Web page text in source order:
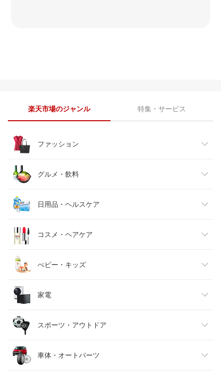
楽天市場のジャンル 特集・サービス
ファッション
レディースファッション
メンズファッション
キッズファッション
ベビーファッション
インナー・下着・ナイトウェア
バッグ・小物・ブランド雑貨
靴
グルメ・飲料
食品
スイーツ・お菓子
水・ソフトドリンク
ビール・洋酒
ワイン
日本酒・焼酎
日用品・ヘルスケア
日用品雑貨・文房具・手芸
ダイエット・健康
医薬品・コンタクト・介護
コスメ・ヘアケア
美容・コスメ・香水
べビー・キッズ
キッズ・ベビー・マタニティ
おもちゃ
家電
家電
TV・オーディオ・カメラ
スポーツ・アウトドア
スポーツ・アウトドア
車体・オートパーツ